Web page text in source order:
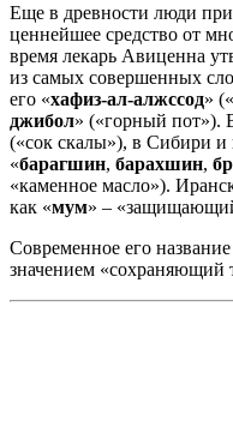
Еще в древности люди
ценнейшее средство от
время лекарь Авиценна
из самых совершенных
его «хафиз-ал-алжссод»
джибол» («горный пот»).
(«сок скалы»), в Сибири и
«барагшин, барахшин,
«каменное масло»).
как «мум» –
Современное его
значением «сохраняющий